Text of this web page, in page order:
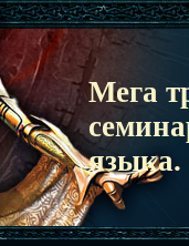
Мега
языка.